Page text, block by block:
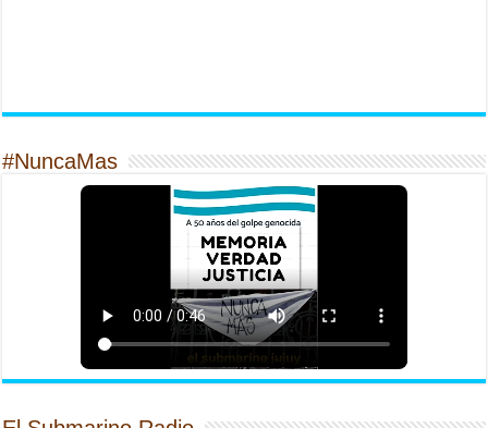
#NuncaMas